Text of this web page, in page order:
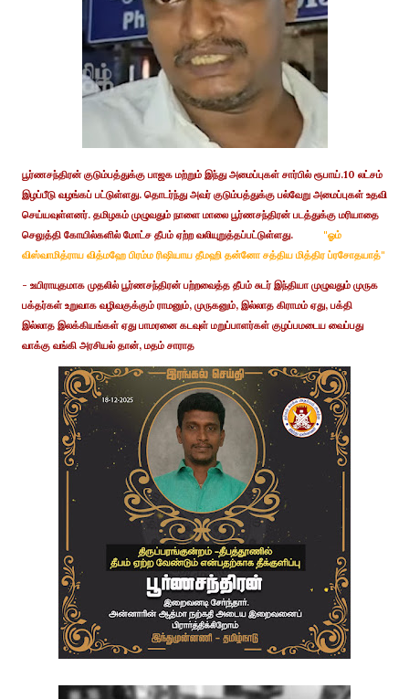
பூர்ணசந்திரன் குடும்பத்துக்கு பாஜக மற்றும் இந்து அமைப்புகள் சார்பில் ரூபாய்.10 லட்சம்
இழப்பீடு வழங்கப் பட்டுள்ளது. தொடர்ந்து அவர் குடும்பத்துக்கு பல்வேறு அமைப்புகள் உதவி
செய்யவுள்ளனர். தமிழகம் முழுவதும் நாளை மாலை பூர்ணசந்திரன் படத்துக்கு மரியாதை
செலுத்தி கோயில்களில் மோட்ச தீபம் ஏற்ற வலியுறுத்தப்பட்டுள்ளது. "ஓம்
விஸ்வாமித்ராய வித்மஹே பிரம்ம ரிஷியாய தீமஹி தன்னோ சத்திய மித்திர ப்ரசோதயாத்"
- உயிராயுதமாக முதலில் பூர்ணசந்திரன் பற்றவைத்த தீபம் சுடர் இந்தியா முழுவதும் முருக
பக்தர்கள் உறுவாக வழிவகுக்கும் ராமனும், முருகனும், இல்லாத கிராமம் ஏது, பக்தி
இல்லாத இலக்கியங்கள் ஏது பாமரனை கடவுள் மறுப்பாளர்கள் குழப்பமடைய வைப்பது
வாக்கு வங்கி அரசியல் தான், மதம் சாராத